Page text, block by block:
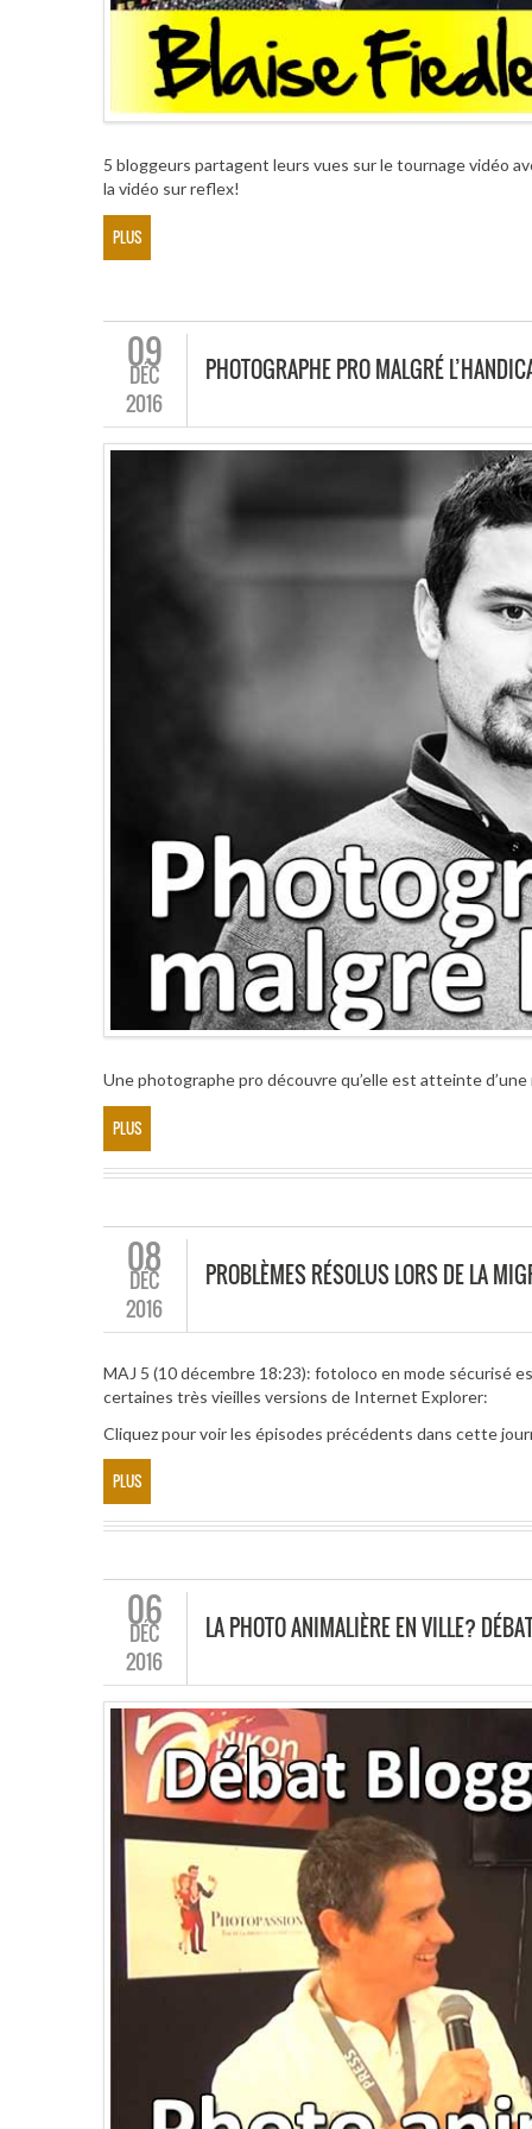
5 bloggeurs partagent leurs vues sur le tournage vidéo
la vidéo sur reflex!
PLUS
09
DÉC
2016
PHOTOGRAPHE PRO MALGRÉ
Une photographe pro découvre qu’elle est atteinte
PLUS
08
DÉC
2016
PROBLÈMES RÉSOLUS LORS DE LA
MAJ 5 (10 décembre 18:23): fotoloco en mode sécurisé
certaines très vieilles versions de Internet Explorer:
Cliquez pour voir les épisodes précédents dans cette
PLUS
06
DÉC
2016
LA PHOTO ANIMALIÈRE EN VILLE?